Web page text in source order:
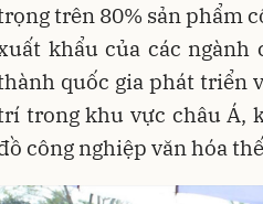
trên 80% sản phẩm
khẩu của các ngành
quốc gia phát triển
trong khu vực châu Á,
công nghiệp văn hóa